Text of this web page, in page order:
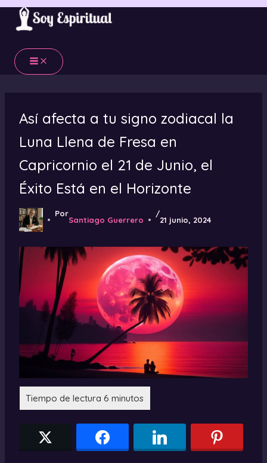
Ir
contenido
Así afecta a tu signo zodiacal la
Luna Llena de Fresa en
Capricornio el 21 de Junio, el
Éxito Está en el Horizonte
Por
Santiago Guerrero
/
21 junio, 2024